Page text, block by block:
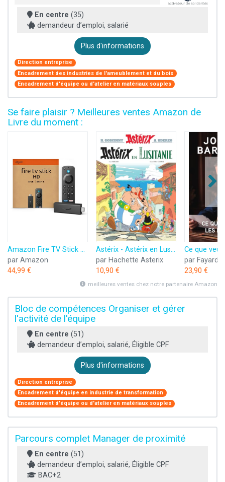
En centre (35)
demandeur d’emploi, salarié
Plus d'informations
Direction entreprise
Encadrement des industries de l'ameublement et du bois
Encadrement d'équipe ou d'atelier en matériaux souples
Se faire plaisir ? Meilleures ventes Amazon de
Livre du moment :
Amazon Fire TV Stick HD (Nouvelle génération) | TV gratuite et en direct, télécommande vocale Alexa, contrôle de la maison connectée, streaming HD
par Amazon
44,99 €
Astérix - Astérix en Lusitanie - n°41
par Hachette Asterix
10,90 €
par Fayard
23,90 €
meilleures ventes chez notre partenaire Amazon
Bloc de compétences Organiser et gérer
l'activité de l'équipe
En centre (51)
demandeur d’emploi, salarié, Éligible CPF
Plus d'informations
Direction entreprise
Encadrement d'équipe en industrie de transformation
Encadrement d'équipe ou d'atelier en matériaux souples
Parcours complet Manager de proximité
En centre (51)
demandeur d’emploi, salarié, Éligible CPF
BAC+2